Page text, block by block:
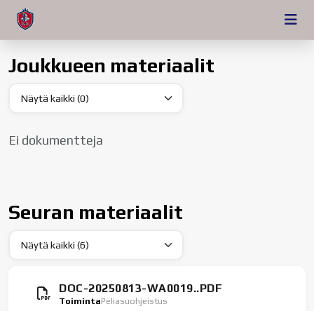
Joukkueen materiaalit
Ei dokumentteja
Seuran materiaalit
DOC-20250813-WA0019..PDF
ToimintaPeliasuohjeistus